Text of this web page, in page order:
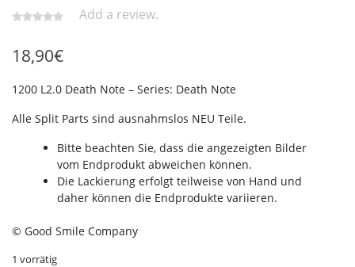
Add a review.
18,90€
1200 L2.0 Death Note – Series: Death Note
Alle Split Parts sind ausnahmslos NEU Teile.
Bitte beachten Sie, dass die angezeigten Bilder
vom Endprodukt abweichen können.
Die Lackierung erfolgt teilweise von Hand und
daher können die Endprodukte variieren.
© Good Smile Company
1 vorrätig